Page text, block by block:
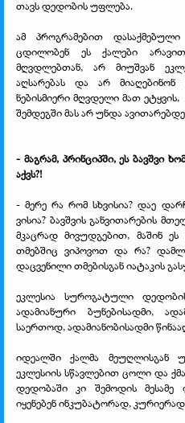
თავს დედობის უფლება.
ამ პროგრამებით
ცდილობენ ეს ქალები
მღვდლებთან, არ მიუშვან
აღსარებას და არ მიაღებინონ
ნებისმიერი მღვდელი მათ ეტყვის,
შემდეგში მას არ უნდა
- მაგრამ, პრინციპში, ეს ბავშვი
აქვს?!
- მერე რა რომ სხვისია? დაე
ვისია? ბავშვის განვითარების
მკაცრად მივუდგებით, მაშინ ეს
თმებშიც ვიპოვოთ და რა?
დაცვენილი თმებისგან იატაკის
ეკლესია სუროგატული
ადამიანური ბუნებისადმი,
საერთოდ, ადამიანობისადმი
იდეალში ქალმა მეუღლისგან
ეკლესიის სწავლებით ცოლი და
დედობაში კი შემოდის მესამე
იყენებენ ინკუბატორად,